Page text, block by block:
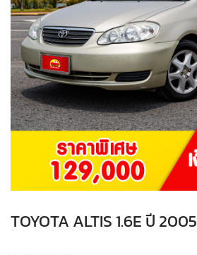
TOYOTA ALTIS 1.6E ปี 2005